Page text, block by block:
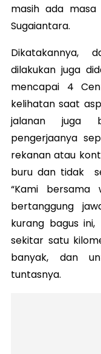
masih ada masa
Sugaiantara.
Dikatakannya,
dilakukan juga
mencapai 4
kelihatan saat
jalanan juga
pengerjaanya
rekanan atau
buru dan tidak
“Kami
bertanggung
kurang bagus
sekitar satu
banyak, dan
tuntasnya.